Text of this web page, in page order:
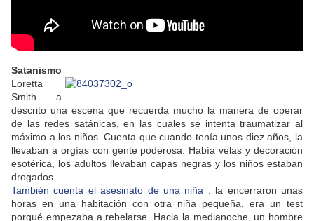
Satanismo
Loretta
Smith a
descrito una escena que recuerda mucho la manera de operar
de las redes satánicas, en las cuales se intenta traumatizar al
máximo a los niños. Cuenta que cuando tenía unos diez años, la
llevaban a orgías con gente poderosa. Había velas y decoración
esotérica, los adultos llevaban capas negras y los niños estaban
drogados.
También cuenta el asesinato de una niña : la encerraron unas
horas en una habitación con otra niña pequeña, era un test
porqué empezaba a rebelarse. Hacia la medianoche, un hombre